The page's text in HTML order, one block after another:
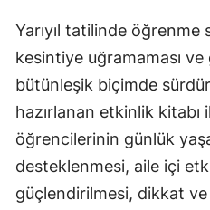
Yarıyıl tatilinde
kesintiye uğramaması
bütünleşik biçimde
hazırlanan etkinlik kitabı
öğrencilerinin günlük
desteklenmesi, aile içi
güçlendirilmesi, dikkat ve